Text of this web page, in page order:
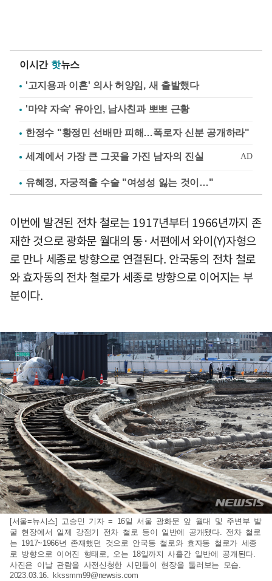
이시간 핫뉴스
'고지용과 이혼' 의사 허양임, 새 출발했다
'마약 자숙' 유아인, 남사친과 뽀뽀 근황
한정수 "황정민 선배만 피해…폭로자 신분 공개하라"
유혜정, 자궁적출 수술 "여성성 잃는 것이…"
이번에 발견된 전차 철로는 1917년부터 1966년까지 존
재한 것으로 광화문 월대의 동·서편에서 와이(Y)자형으
로 만나 세종로 방향으로 연결된다. 안국동의 전차 철로
와 효자동의 전차 철로가 세종로 방향으로 이어지는 부
분이다.
[서울=뉴시스] 고승민 기자 = 16일 서울 광화문 앞 월대 및 주변부 발
굴 현장에서 일제 강점기 전차 철로 등이 일반에 공개됐다. 전차 철로
는 1917~1966년 존재했던 것으로 안국동 철로와 효자동 철로가 세종
로 방향으로 이어진 형태로, 오는 18일까지 사흘간 일반에 공개된다.
사진은 이날 관람을 사전신청한 시민들이 현장을 둘러보는 모습.
2023.03.16.
kkssmm99@newsis.com